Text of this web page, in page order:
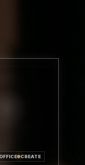
OFFICE CREATE